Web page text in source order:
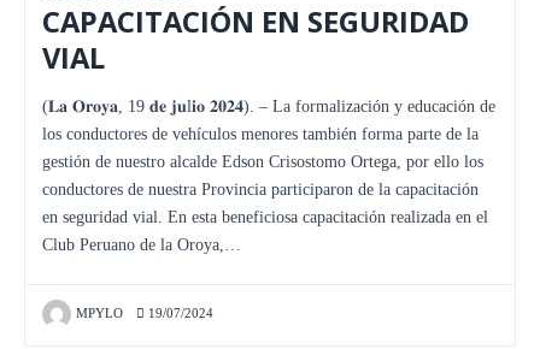
CAPACITACIÓN EN SEGURIDAD
VIAL
(𝐋𝐚 𝐎𝐫𝐨𝐲𝐚, 19 𝐝𝐞 𝐣𝐮l𝐢𝐨 𝟐𝟎𝟐𝟒). – La formalización y educación de
los conductores de vehículos menores también forma parte de la
gestión de nuestro alcalde Edson Crisostomo Ortega, por ello los
conductores de nuestra Provincia participaron de la capacitación
en seguridad vial. En esta beneficiosa capacitación realizada en el
Club Peruano de la Oroya,…
MPYLO 19/07/2024